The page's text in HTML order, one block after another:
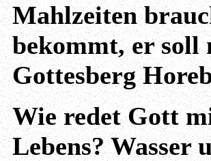
Mahlzeiten
bekommt, er soll
Gottesberg
Wie redet Gott
Lebens? Wasser